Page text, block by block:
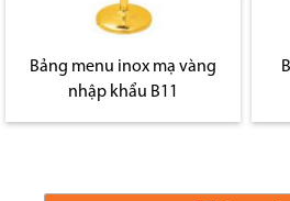
Bảng menu inox mạ vàng
nhập khẩu B11